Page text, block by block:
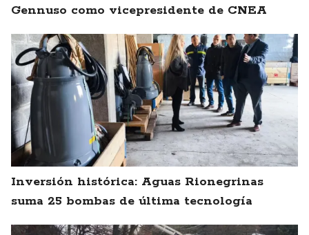
Gennuso como vicepresidente de CNEA
Inversión histórica: Aguas Rionegrinas
suma 25 bombas de última tecnología